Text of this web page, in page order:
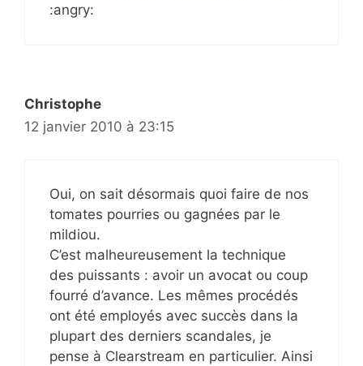
:angry:
Christophe
12 janvier 2010 à 23:15
Oui, on sait désormais quoi faire de nos
tomates pourries ou gagnées par le
mildiou.
C’est malheureusement la technique
des puissants : avoir un avocat ou coup
fourré d’avance. Les mêmes procédés
ont été employés avec succès dans la
plupart des derniers scandales, je
pense à Clearstream en particulier. Ainsi